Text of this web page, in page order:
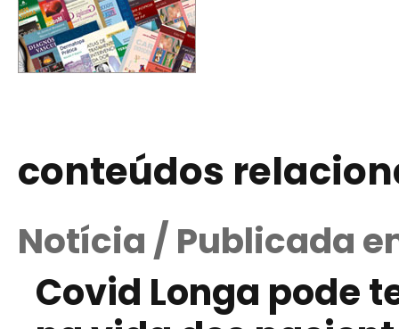
conteúdos
Notícia / Publicada
Covid Longa pode